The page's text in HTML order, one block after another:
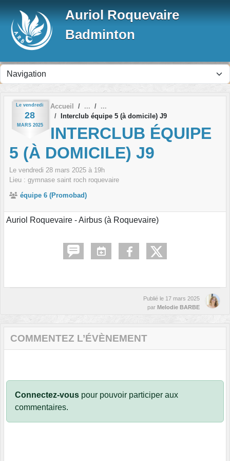
Auriol Roquevaire
Badminton
Le vendredi
28
MARS 2025
Accueil
Interclub équipe 5 (à domicile) J9
INTERCLUB ÉQUIPE
5 (À DOMICILE) J9
Le vendredi 28 mars 2025 à 19h
Lieu : gymnase saint roch roquevaire
équipe 6 (Promobad)
Auriol Roquevaire - Airbus (à Roquevaire)
Publié le 17 mars 2025
par Melodie BARBE
COMMENTEZ L’ÉVÈNEMENT
Connectez-vous pour pouvoir participer aux
commentaires.